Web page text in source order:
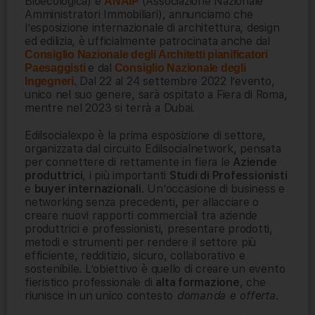
Amministratori Immobiliari), annunciamo che
l’esposizione internazionale di architettura, design
ed edilizia, è ufficialmente patrocinata anche dal
Consiglio Nazionale degli Architetti pianificatori
Paesaggisti e dal Consiglio Nazionale degli
Ingegneri. Dal 22 al 24 settembre 2022 l’evento,
unico nel suo genere, sarà ospitato a Fiera di Roma,
mentre nel 2023 si terrà a Dubai.
Edilsocialexpo è la prima esposizione di settore,
organizzata dal circuito Edilsocialnetwork, pensata
per connettere di rettamente in fiera le Aziende
produttrici, i più importanti Studi di Professionisti
e buyer internazionali. Un’occasione di business e
networking senza precedenti, per allacciare o
creare nuovi rapporti commerciali tra aziende
produttrici e professionisti, presentare prodotti,
metodi e strumenti per rendere il settore più
efficiente, redditizio, sicuro, collaborativo e
sostenibile. L’obiettivo è quello di creare un evento
fieristico professionale di alta formazione, che
riunisce in un unico contesto domanda e offerta.